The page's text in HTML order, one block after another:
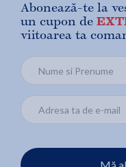
Abonează-te la
un cupon de
viitoarea ta